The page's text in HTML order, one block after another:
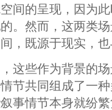
间的呈现，因为
。然而，这两类
，既源于现实，
这些作为背景的
节共同组成了一
事情节本身就纷